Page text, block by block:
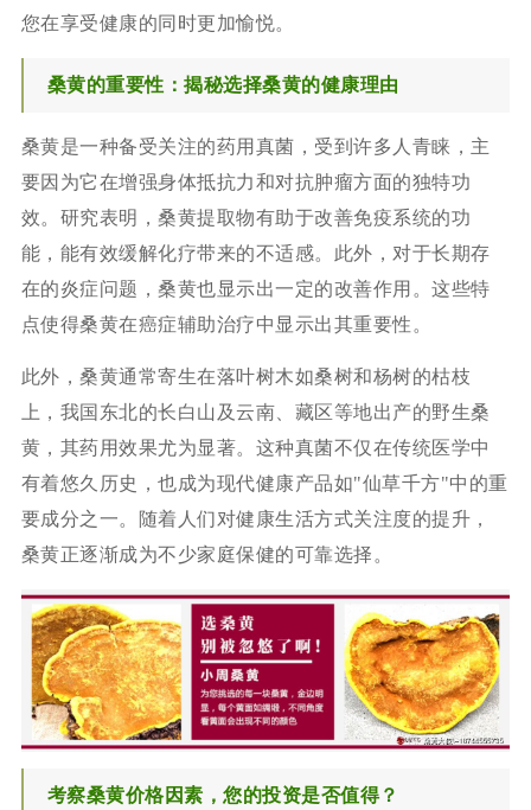
您在享受健康的同时更加愉悦。
桑黄的重要性：揭秘选择桑黄的健康理由
桑黄是一种备受关注的药用真菌，受到许多人青睐，主
要因为它在增强身体抵抗力和对抗肿瘤方面的独特功
效。研究表明，桑黄提取物有助于改善免疫系统的功
能，能有效缓解化疗带来的不适感。此外，对于长期存
在的炎症问题，桑黄也显示出一定的改善作用。这些特
点使得桑黄在癌症辅助治疗中显示出其重要性。
此外，桑黄通常寄生在落叶树木如桑树和杨树的枯枝
上，我国东北的长白山及云南、藏区等地出产的野生桑
黄，其药用效果尤为显著。这种真菌不仅在传统医学中
有着悠久历史，也成为现代健康产品如"仙草千方"中的重
要成分之一。随着人们对健康生活方式关注度的提升，
桑黄正逐渐成为不少家庭保健的可靠选择。
考察桑黄价格因素，您的投资是否值得？